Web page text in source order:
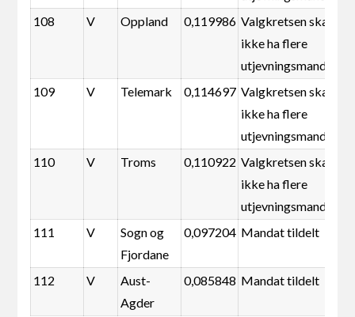
108
V Oppland 0,119986 Valgkretsen skal
ikke ha flere
utjevningsmandater
109
V Telemark 0,114697 Valgkretsen skal
ikke ha flere
utjevningsmandater
110
V Troms 0,110922 Valgkretsen skal
ikke ha flere
utjevningsmandater
111
V
Sogn og
Fjordane
0,097204 Mandat tildelt
112 V
Aust-
Agder
0,085848 Mandat tildelt